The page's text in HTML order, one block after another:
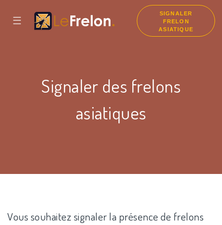
☰
SIGNALER
FRELON
ASIATIQUE
Signaler des frelons
asiatiques
Vous souhaitez signaler la présence de frelons